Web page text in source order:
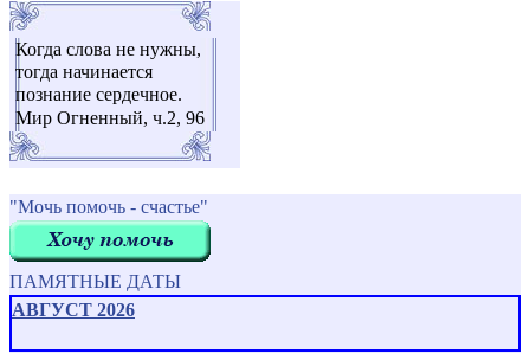
Когда слова не нужны,
тогда начинается
познание сердечное.
Мир Огненный, ч.2, 96
"Мочь помочь - счастье"
ПАМЯТНЫЕ ДАТЫ
АВГУСТ 2026